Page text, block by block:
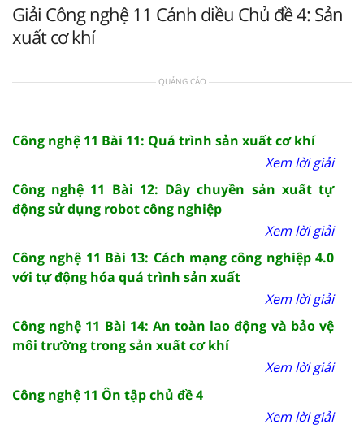
Giải Công nghệ 11 Cánh diều Chủ đề 4: Sản
xuất cơ khí
QUẢNG CÁO
Công nghệ 11 Bài 11: Quá trình sản xuất cơ khí
Xem lời giải
Công nghệ 11 Bài 12: Dây chuyền sản xuất tự
động sử dụng robot công nghiệp
Xem lời giải
Công nghệ 11 Bài 13: Cách mạng công nghiệp 4.0
với tự động hóa quá trình sản xuất
Xem lời giải
Công nghệ 11 Bài 14: An toàn lao động và bảo vệ
môi trường trong sản xuất cơ khí
Xem lời giải
Công nghệ 11 Ôn tập chủ đề 4
Xem lời giải